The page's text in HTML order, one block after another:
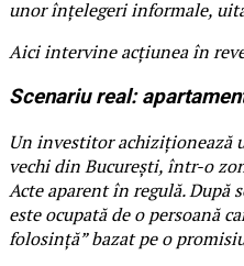
unor înțelegeri informale,
Aici intervine acțiunea în
Scenariu real:
Un investitor achiziționează
vechi din București, într-o
Acte aparent în regulă. După
este ocupată de o persoană
folosință” bazat pe o